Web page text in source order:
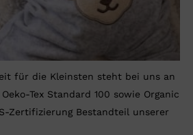
für die Kleinsten steht bei uns an
Tex Standard 100 sowie Organic
Zertifizierung Bestandteil unserer